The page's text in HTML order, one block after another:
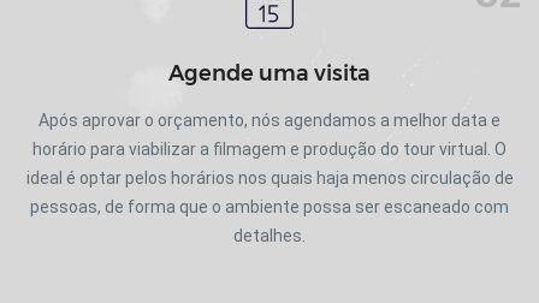
Agende uma visita
Após aprovar o orçamento, nós agendamos a melhor data e
horário para viabilizar a filmagem e produção do tour virtual. O
ideal é optar pelos horários nos quais haja menos circulação de
pessoas, de forma que o ambiente possa ser escaneado com
detalhes.